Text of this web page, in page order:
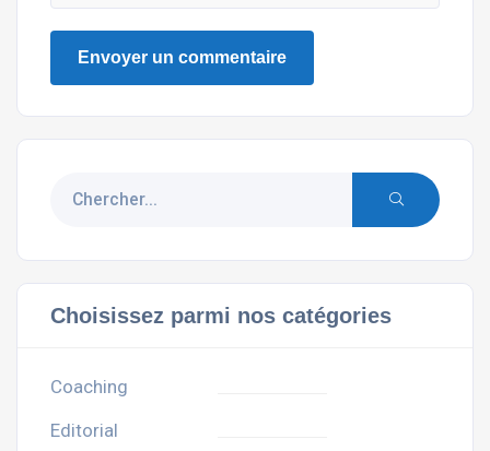
Choisissez parmi nos catégories
Coaching
Editorial